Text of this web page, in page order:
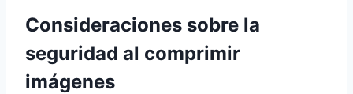
Consideraciones sobre la
seguridad al comprimir
imágenes